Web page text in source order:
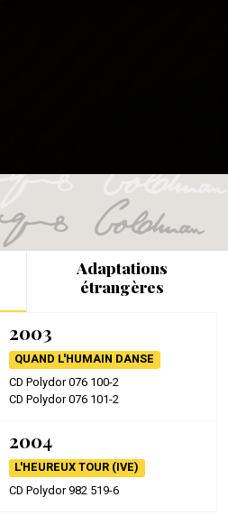
Adaptations
étrangères
2003
QUAND L'HUMAIN DANSE
CD Polydor 076 100-2
CD Polydor 076 101-2
2004
L'HEUREUX TOUR (IVE)
CD Polydor 982 519-6